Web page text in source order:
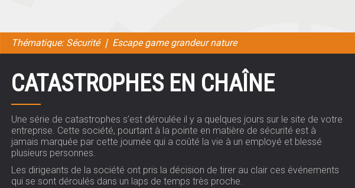
Thématique: Sécurité ❘ Escape game grandeur nature
CATASTROPHES EN CHAÎNE
Une série de catastrophes s’est déroulée il y a quelques jours sur le site de votre
entreprise. Cette société, pourtant à la pointe en matière de sécurité est à
jamais marquée par cette journée qui a coûté la vie à un employé et blessé
plusieurs personnes.
Les dirigeants de la société ont pris la décision de tirer au clair ces événements
qui se sont déroulés dans un laps de temps très proche.